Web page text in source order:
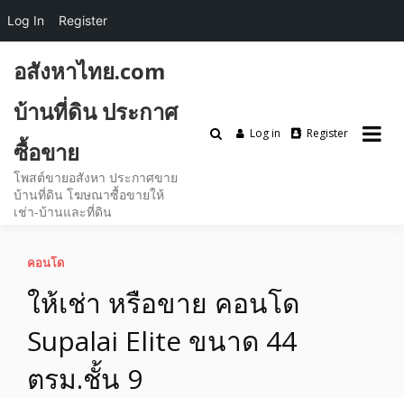
content
อสังหาไทย.com
บ้านที่ดิน ประกาศ
ซื้อขาย
โพสต์ขายอสังหา ประกาศขาย
บ้านที่ดิน โฆษณาซื้อขายให้
เช่า-บ้านและที่ดิน
Log in Register
คอนโด
ให้เช่า หรือขาย คอนโด
Supalai Elite ขนาด 44
ตรม.ชั้น 9
Log In Register